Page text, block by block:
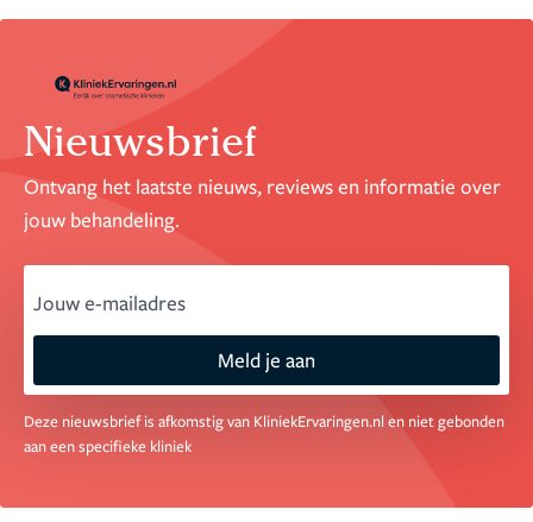
Nieuwsbrief
Ontvang het laatste nieuws, reviews en informatie over
jouw behandeling.
Meld je aan
Deze nieuwsbrief is afkomstig van KliniekErvaringen.nl en niet gebonden
aan een specifieke kliniek